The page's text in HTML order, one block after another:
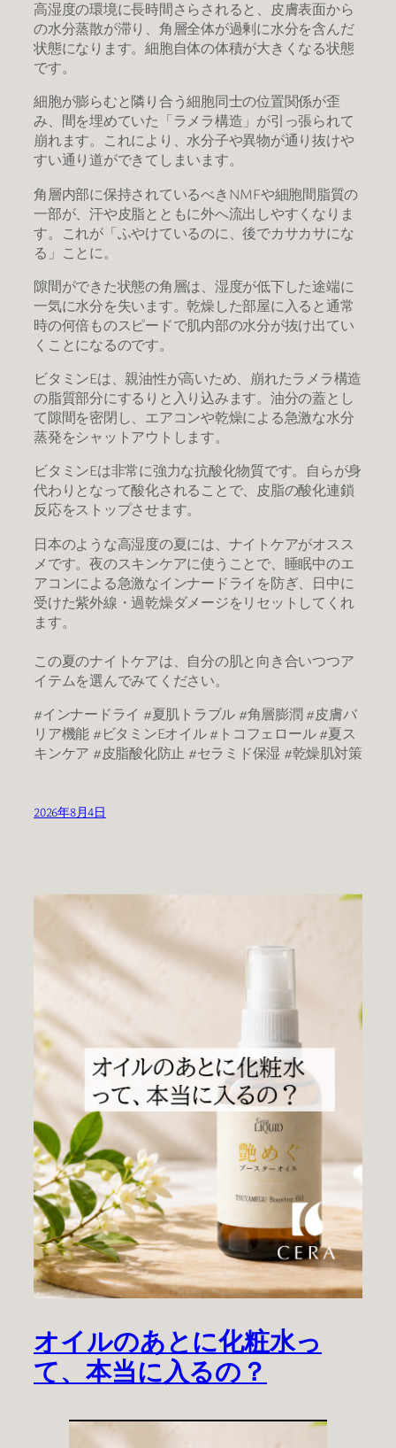
​高湿度の環境に長時間さらされると、皮膚表面から
の水分蒸散が滞り、角層全体が過剰に水分を含んだ
状態になります。細胞自体の体積が大きくなる状態
です。
細胞が膨らむと隣り合う細胞同士の位置関係が歪
み、間を埋めていた「ラメラ構造」が引っ張られて
崩れます。これにより、水分子や異物が通り抜けや
すい通り道ができてしまいます。
角層内部に保持されているべきNMFや細胞間脂質の
一部が、汗や皮脂とともに外へ流出しやすくなりま
す。これが「ふやけているのに、後でカサカサにな
る」ことに。
​隙間ができた状態の角層は、湿度が低下した途端に
一気に水分を失います。乾燥した部屋に入ると通常
時の何倍ものスピードで肌内部の水分が抜け出てい
くことになるのです。
ビタミンEは、親油性が高いため、崩れたラメラ構造
の脂質部分にするりと入り込みます。油分の蓋とし
て隙間を密閉し、エアコンや乾燥による急激な水分
蒸発をシャットアウトします。
ビタミンEは非常に強力な抗酸化物質です。自らが身
代わりとなって酸化されることで、皮脂の酸化連鎖
反応をストップさせます。
日本のような高湿度の夏には、ナイトケアがオスス
メです。夜のスキンケアに使うことで、睡眠中のエ
アコンによる急激なインナードライを防ぎ、日中に
受けた紫外線・過乾燥ダメージをリセットしてくれ
ます。
この夏のナイトケアは、自分の肌と向き合いつつア
イテムを選んでみてください。
#インナードライ #夏肌トラブル #角層膨潤 #皮膚バ
リア機能 #ビタミンEオイル #トコフェロール #夏ス
キンケア #皮脂酸化防止 #セラミド保湿 #乾燥肌対策
2026年8月4日
オイルのあとに化粧水っ
て、本当に入るの？